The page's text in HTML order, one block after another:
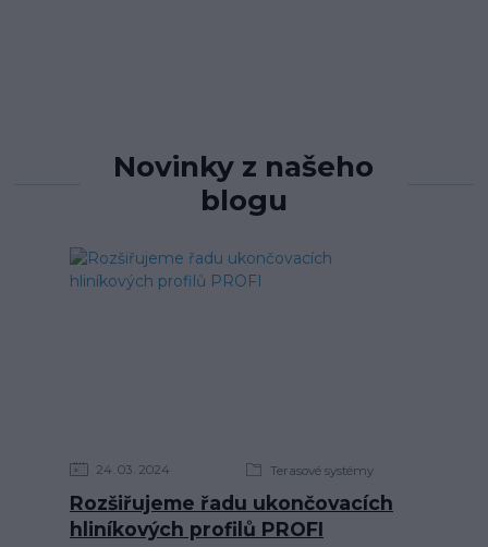
Novinky z našeho
blogu
24 03 2024 Terasové systémy
Rozšiřujeme řadu ukončovacích
hliníkových profilů PROFI